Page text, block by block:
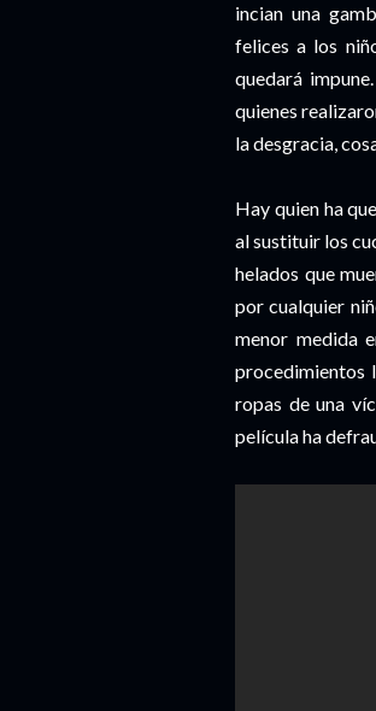
incian una
felices a los
quedará
quienes
la desgracia,
Hay quien ha
al sustituir los
helados que
por cualquier
menor medida
procedimientos
ropas de una
película ha